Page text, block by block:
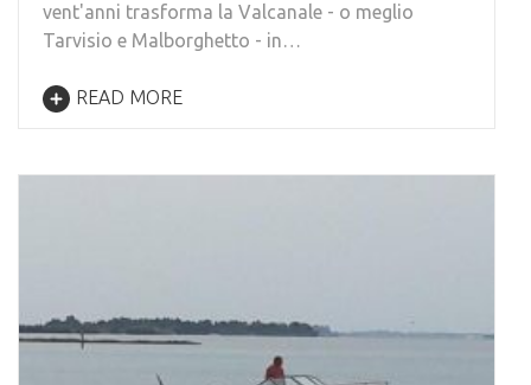
vent'anni trasforma la Valcanale - o meglio
Tarvisio e Malborghetto - in…
READ MORE